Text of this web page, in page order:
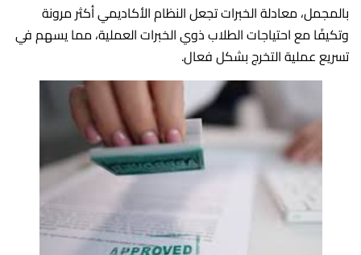
بالمجمل، معادلة الخبرات تجعل النظام الأكاديمي أكثر مرونة
وتكيفًا مع احتياجات الطلاب ذوي الخبرات العملية، مما يسهم في
تسريع عملية التخرج بشكل فعال.